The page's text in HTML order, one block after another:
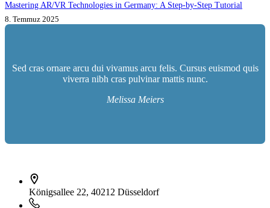
Mastering AR/VR Technologies in Germany: A Step-by-Step Tutorial
8. Temmuz 2025
Sed cras ornare arcu dui vivamus arcu felis. Cursus euismod quis
viverra nibh cras pulvinar mattis nunc.
Melissa Meiers
Königsallee 22, 40212 Düsseldorf